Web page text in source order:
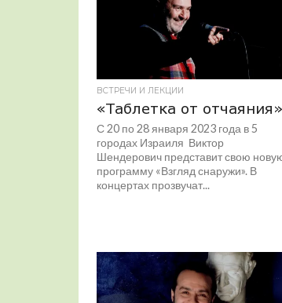
ВСТРЕЧИ И ЛЕКЦИИ
«Таблетка от отчаяния»
С 20 по 28 января 2023 года в 5
городах Израиля Виктор
Шендерович представит свою
программу «Взгляд снаружи». В
концертах прозвучат...